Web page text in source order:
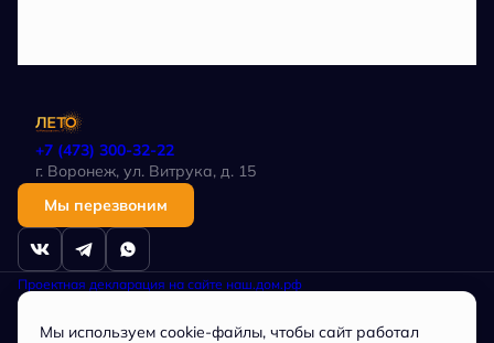
+7 (473) 300-32-22
г. Воронеж, ул. Витрука, д. 15
Мы перезвоним
Проектная декларация на сайте наш.дом.рф
Политика в отношении обработки персональных данных
исключительно информационный характер, не является публичной
Мы используем cookie-файлы, чтобы сайт работал